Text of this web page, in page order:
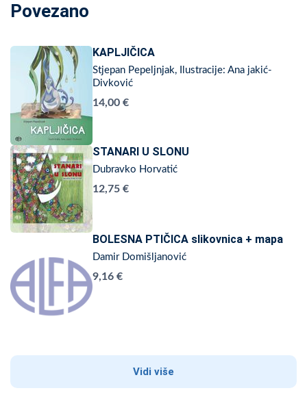
Povezano
KAPLJIČICA
Stjepan Pepeljnjak, Ilustracije: Ana jakić-
Divković
14,00 €
STANARI U SLONU
Dubravko Horvatić
12,75 €
BOLESNA PTIČICA slikovnica + mapa
Damir Domišljanović
9,16 €
Vidi više